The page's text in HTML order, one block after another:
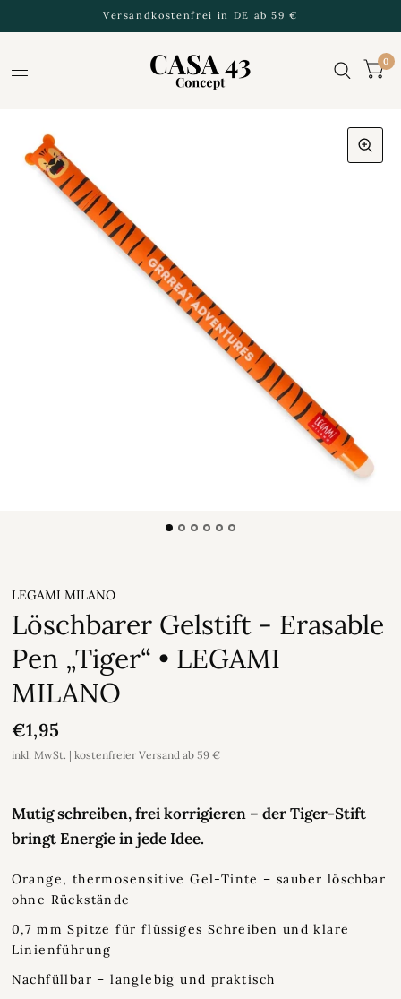
Versandkostenfrei in DE ab 59 €
0
LEGAMI MILANO
Löschbarer Gelstift - Erasable
Pen „Tiger“ • LEGAMI
MILANO
€1,95
inkl. MwSt. | kostenfreier Versand ab 59 €
Mutig schreiben, frei korrigieren – der Tiger-Stift
bringt Energie in jede Idee.
Orange, thermosensitive Gel-Tinte – sauber löschbar
ohne Rückstände
0,7 mm Spitze für flüssiges Schreiben und klare
Linienführung
Nachfüllbar – langlebig und praktisch